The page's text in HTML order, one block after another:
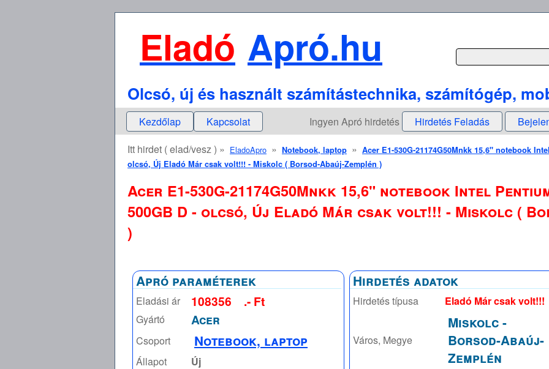
Eladó Apró.hu
Olcsó, új és használt számítástechnika, számítógép,
Kezdőlap Kapcsolat Ingyen Apró hirdetés Hirdetés Feladás
Itt hirdet ( elad/vesz ) » EladoApro » Notebook, laptop » Acer E1-530G-21174G50Mnkk 15,6" notebook
olcsó, Új Eladó Már csak volt!!! - Miskolc ( Borsod-Abaúj-Zemplén )
Acer E1-530G-21174G50Mnkk 15,6" notebook Intel
500GB D - olcsó, Új Eladó Már csak volt!!! - Miskolc (
)
Apró paraméterek
Eladási ár 108356 .- Ft
Gyártó Acer
Csoport Notebook, laptop
Állapot
Új
Hirdetés adatok
Hirdetés típusa Eladó Már csak volt!!!
Város, Megye
Miskolc -
Borsod-Abaúj-
Zemplén